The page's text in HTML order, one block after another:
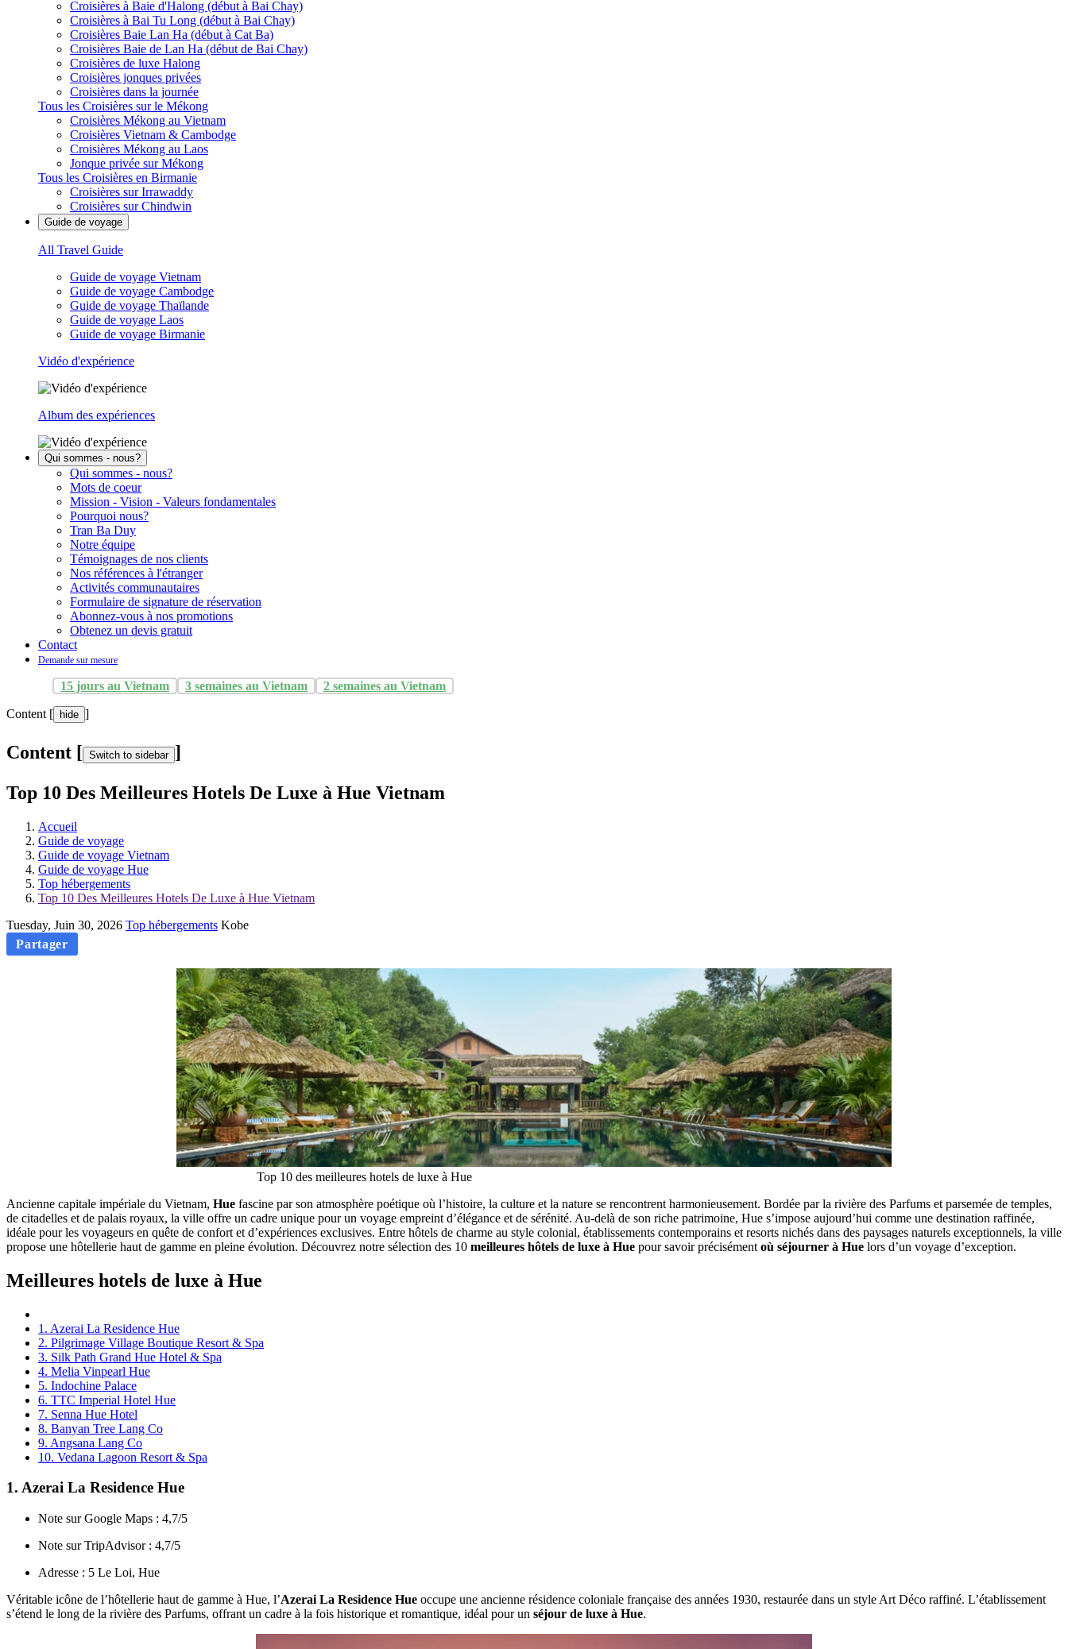
Croisières à Baie d'Halong (début à Bai Chay)
Croisières à Bai Tu Long (début à Bai Chay)
Croisières Baie Lan Ha (début à Cat Ba)
Croisières Baie de Lan Ha (début de Bai Chay)
Croisières de luxe Halong
Croisières jonques privées
Croisières dans la journée
Tous les Croisières sur le Mékong
Croisières Mékong au Vietnam
Croisières Vietnam & Cambodge
Croisières Mékong au Laos
Jonque privée sur Mékong
Tous les Croisières en Birmanie
Croisières sur Irrawaddy
Croisières sur Chindwin
Guide de voyage
All Travel Guide
Guide de voyage Vietnam
Guide de voyage Cambodge
Guide de voyage Thaïlande
Guide de voyage Laos
Guide de voyage Birmanie
Vidéo d'expérience
Album des expériences
Qui sommes - nous?
Qui sommes - nous?
Mots de coeur
Mission - Vision - Valeurs fondamentales
Pourquoi nous?
Tran Ba Duy
Notre équipe
Témoignages de nos clients
Nos références à l'étranger
Activités communautaires
Formulaire de signature de réservation
Abonnez-vous à nos promotions
Obtenez un devis gratuit
Contact
Demande sur mesure
15 jours au Vietnam 3 semaines au Vietnam 2 semaines au Vietnam
Content [ hide ]
Content [ Switch to sidebar ]
Top 10 Des Meilleures Hotels De Luxe à Hue Vietnam
Accueil
Guide de voyage
Guide de voyage Vietnam
Guide de voyage Hue
Top hébergements
Top 10 Des Meilleures Hotels De Luxe à Hue Vietnam
Tuesday, Juin 30, 2026 Top hébergements Kobe
Partager
Top 10 des meilleures hotels de luxe à Hue
Ancienne capitale impériale du Vietnam, Hue fascine par son atmosphère poétique où l’histoire, la culture et la nature se rencontrent harmonieusement. Bordée par la rivière des Parfums et parsemée de temples,
de citadelles et de palais royaux, la ville offre un cadre unique pour un voyage empreint d’élégance et de sérénité. Au-delà de son riche patrimoine, Hue s’impose aujourd’hui comme une destination raffinée,
idéale pour les voyageurs en quête de confort et d’expériences exclusives. Entre hôtels de charme au style colonial, établissements contemporains et resorts nichés dans des paysages naturels exceptionnels, la ville
propose une hôtellerie haut de gamme en pleine évolution. Découvrez notre sélection des 10 meilleures hôtels de luxe à Hue pour savoir précisément où séjourner à Hue lors d’un voyage d’exception.
Meilleures hotels de luxe à Hue
1. Azerai La Residence Hue
2. Pilgrimage Village Boutique Resort & Spa
3. Silk Path Grand Hue Hotel & Spa
4. Melia Vinpearl Hue
5. Indochine Palace
6. TTC Imperial Hotel Hue
7. Senna Hue Hotel
8. Banyan Tree Lang Co
9. Angsana Lang Co
10. Vedana Lagoon Resort & Spa
1. Azerai La Residence Hue
Note sur Google Maps : 4,7/5
Note sur TripAdvisor : 4,7/5
Adresse : 5 Le Loi, Hue
Véritable icône de l’hôtellerie haut de gamme à Hue, l’Azerai La Residence Hue occupe une ancienne résidence coloniale française des années 1930, restaurée dans un style Art Déco raffiné. L’établissement
s’étend le long de la rivière des Parfums, offrant un cadre à la fois historique et romantique, idéal pour un séjour de luxe à Hue.